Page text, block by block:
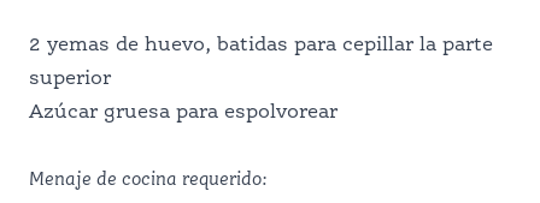
SERVICIO DE ALIMENTACIÓN
ESCOLAR
2 yemas de huevo, batidas para cepillar la parte
superior
Azúcar gruesa para espolvorear
Menaje de cocina requerido: